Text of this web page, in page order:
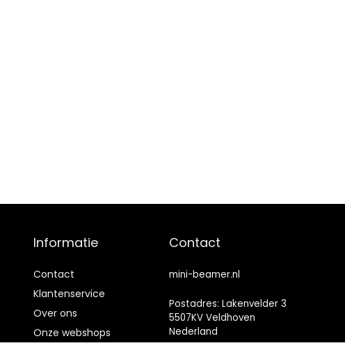
Informatie
Contact
Klantenservice
Over ons
Onze webshops
Contact
mini-beamer.nl
Postadres: Lakenvelder 3
5507KV Veldhoven
Nederland